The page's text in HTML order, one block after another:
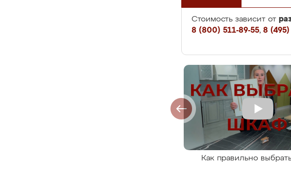
Стоимость зависит от
8 (800) 511-89-55, 8 (495)
Как правильно